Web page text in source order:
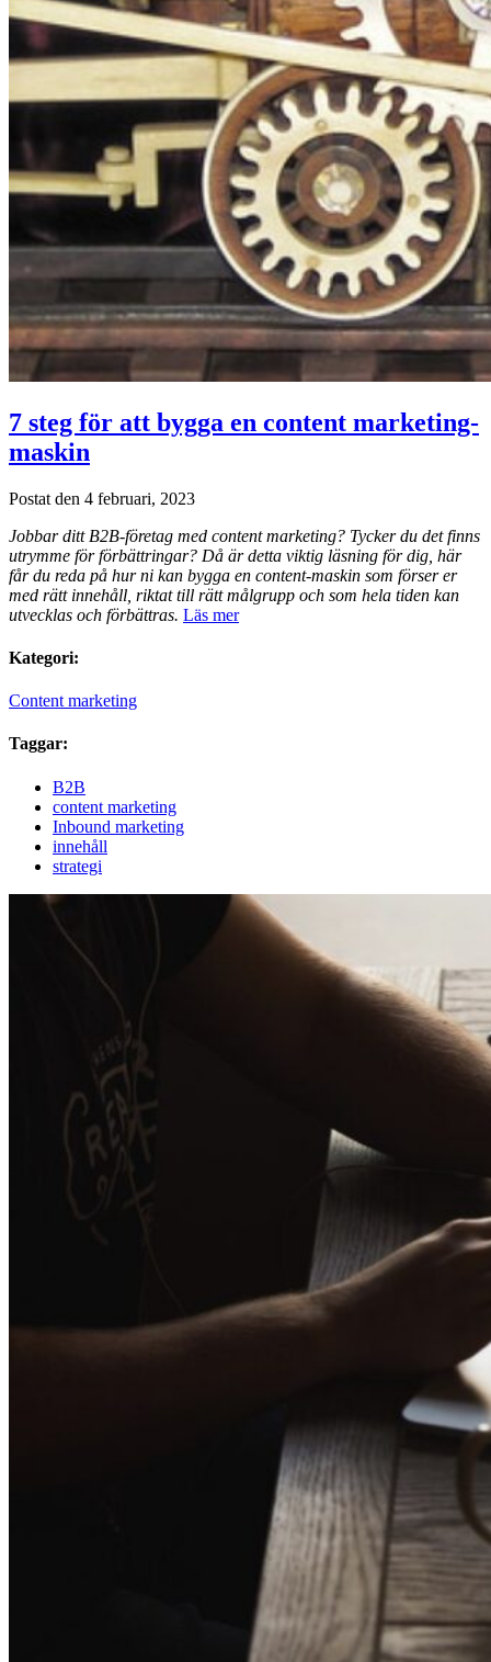
7 steg för att bygga en content marketing-
maskin
Postat den 4 februari, 2023
Jobbar ditt B2B-företag med content marketing? Tycker du det finns
utrymme för förbättringar? Då är detta viktig läsning för dig, här
får du reda på hur ni kan bygga en content-maskin som förser er
med rätt innehåll, riktat till rätt målgrupp och som hela tiden kan
utvecklas och förbättras. Läs mer
Kategori:
Content marketing
Taggar:
B2B
content marketing
Inbound marketing
innehåll
strategi